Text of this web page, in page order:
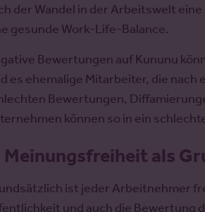
der Wandel in der Arbeitswelt
gesunde Work-Life-Balance.
Bewertungen auf Kununu
es ehemalige Mitarbeiter, die nach
Bewertungen,
können so in ein
Meinungsfreiheit als
ist jeder Arbeitnehmer
und auch die Bewertung